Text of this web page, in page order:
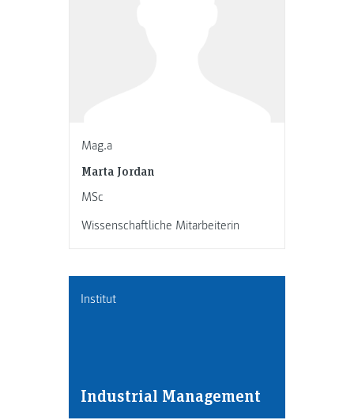
Mag.a
Marta Jordan
MSc
Wissenschaftliche Mitarbeiterin
Institut
Industrial Management